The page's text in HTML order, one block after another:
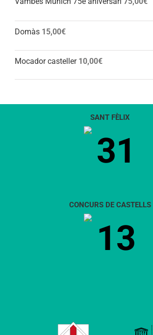
Domàs 15,00€
Mocador casteller 10,00€
SANT FÈLIX
31
CONCURS DE CASTELLS
13